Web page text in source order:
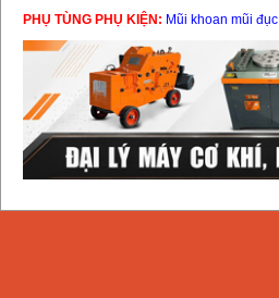
Máy hàn tig que Jasic
Giá: 6800000VND
PHỤ TÙNG PHỤ KIỆN: Mũi khoan mũi đục